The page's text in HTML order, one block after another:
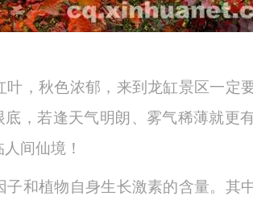
，秋色浓郁，来到龙缸景区一定
底，若逢天气明朗、雾气稀薄就更
间仙境！
和植物自身生长激素的含量。其